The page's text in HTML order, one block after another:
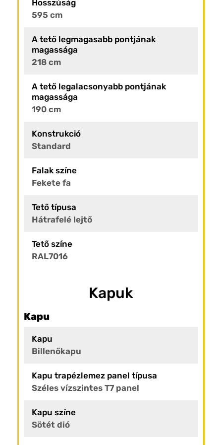
Hosszúság
595 cm
A tető legmagasabb pontjának
magassága
218 cm
A tető legalacsonyabb pontjának
magassága
190 cm
Konstrukció
Standard
Falak színe
Fekete fa
Tető típusa
Hátrafelé lejtő
Tető színe
RAL7016
Kapuk
Kapu
Kapu
Billenőkapu
Kapu trapézlemez panel típusa
Széles vízszintes T7 panel
Kapu színe
Sötét dió